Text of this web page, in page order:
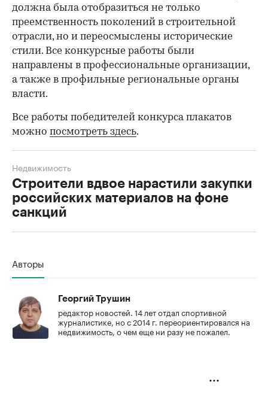
должна была отобразиться не только
преемственность поколений в строительной
отрасли, но и переосмыслены исторические
стили. Все конкурсные работы были
направлены в профессиональные организации,
а также в профильные региональные органы
власти.
00:00 / 00:00
Все работы победителей конкурса плакатов
можно посмотреть здесь.
Строители вдвое нарастили закупки
российских материалов на фоне
санкций
Недвижимость
Авторы
Георгий Трушин
редактор новостей. 14 лет отдал спортивной
журналистике, но с 2014 г. переориентировался на
недвижимость, о чем еще ни разу не пожалел.